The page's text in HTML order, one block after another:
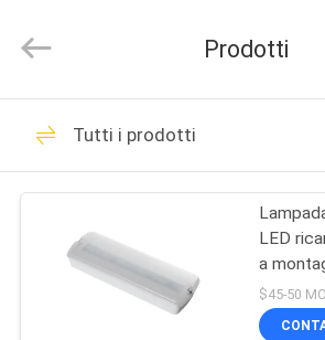
CASA
PRODOTTI
CIRCA
Dreamy
Technology
Rights
Luce di
impermeabile
Prodotti
Tutti i prodotti
LED
a
con 3
struttura
$45-50